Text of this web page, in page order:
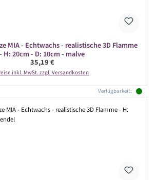
MIA - Echtwachs - realistische 3D Flamme
- H: 20cm - D: 10cm - malve
Regulärer Preis:
35,19 €
inkl. MwSt. zzgl. Versandkosten
Verfügbarkeit: